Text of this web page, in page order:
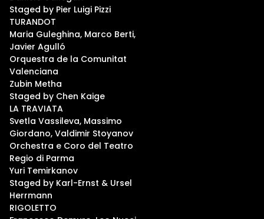
Staged by Pier Luigi Pizzi
TURANDOT
Maria Guleghina, Marco Berti,
Javier Agulló
Orquestra de la Comunitat
Valenciana
Zubin Metha
Staged by Chen Kaige
LA TRAVIATA
Svetla Vassileva, Massimo
Giordano, Valdimir Stoyanov
Orchestra e Coro del Teatro
Regio di Parma
Yuri Temirkanov
Staged by Karl-Ernst & Ursel
Herrmann
RIGOLETTO